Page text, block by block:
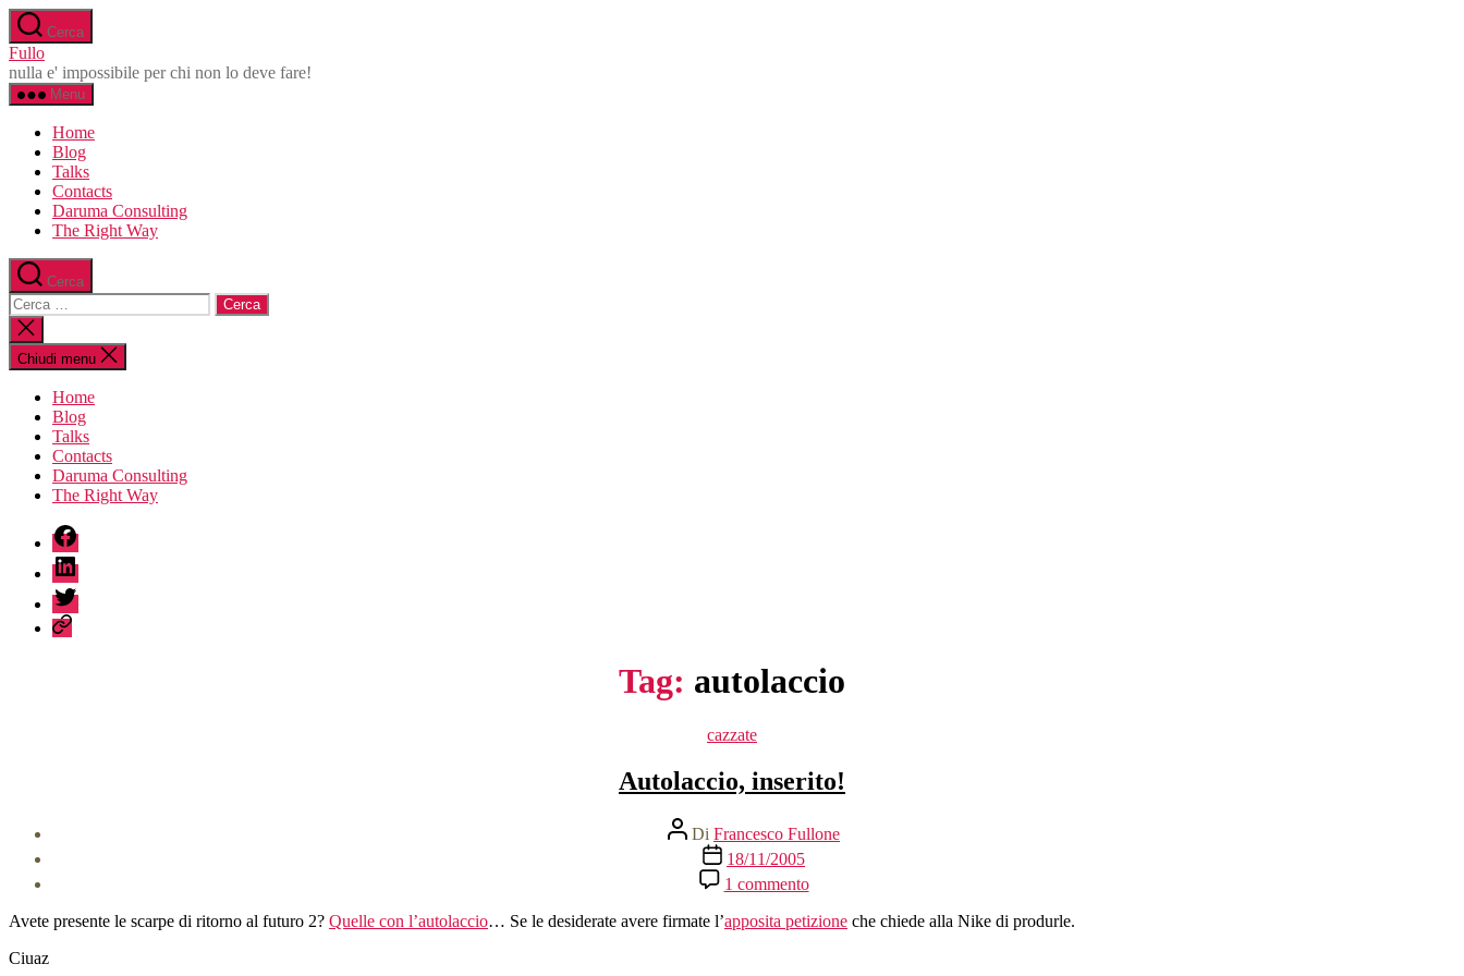
Salta
al
contenuto
Cerca
Fullo
nulla e' impossibile per chi non lo deve fare!
Menu
Home
Blog
Talks
Contacts
Daruma Consulting
The Right Way
Cerca
Cerca:
Chiudi
la
ricerca
Chiudi menu
Home
Blog
Talks
Contacts
Daruma Consulting
The Right Way
fb
linkedin
twitter
sessionize
Tag: autolaccio
Categorie
cazzate
Autolaccio, inserito!
Autore
articolo
Di Francesco Fullone
Data
dell'articolo
18/11/2005
1 commentosu
Autolaccio,
inserito!
Avete presente le scarpe di ritorno al futuro 2? Quelle con l’autolaccio… Se le desiderate avere firmate l’apposita petizione che chiede alla Nike di produrle.
Ciuaz